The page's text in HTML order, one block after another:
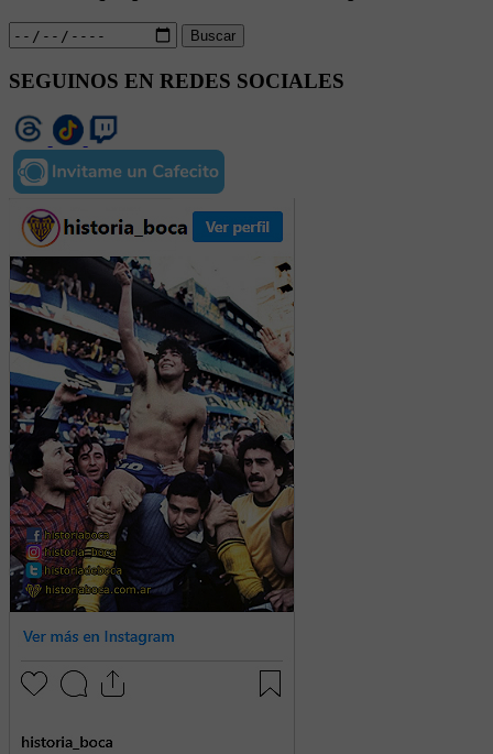
Buscar
SEGUINOS EN REDES SOCIALES